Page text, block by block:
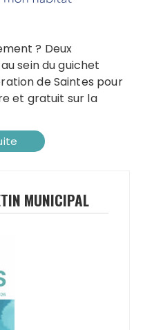
sein du guichet
de Saintes pour
et gratuit sur la
MUNICIPAL